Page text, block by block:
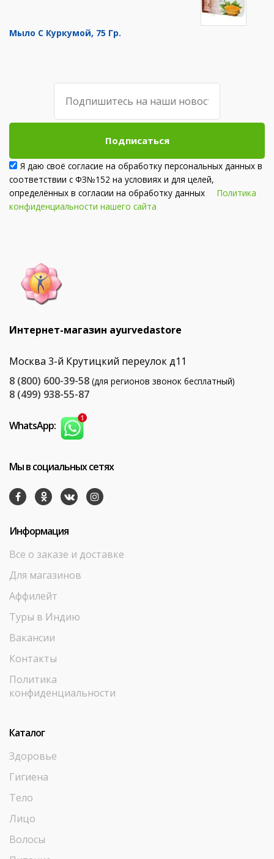
Мыло С Куркумой, 75 Гр.
Подписаться
Я даю своё согласие на обработку персональных данных в
соответствии с ФЗ№152 на условиях и для целей,
определённых в согласии на обработку данных Политика
конфиденциальности нашего сайта
Интернет-магазин ayurvedastore
Москва 3-й Крутицкий переулок д11
8 (800) 600-39-58 (для регионов звонок бесплатный)
8 (499) 938-55-87
WhatsApp:
Мы в социальных сетях
Информация
Все о заказе и доставке
Для магазинов
Аффилейт
Туры в Индию
Вакансии
Контакты
Политика
конфиденциальности
Каталог
Здоровье
Гигиена
Тело
Лицо
Волосы